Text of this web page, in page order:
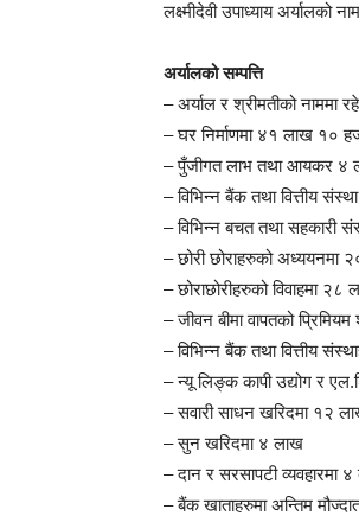
लक्ष्मीदेवी उपाध्याय
अर्यालको सम्पत्ति
– अर्याल र श्रीमतीको
– घर निर्माणमा ४१ लाख १०
– पुँजीगत लाभ तथा आयकर ४
– विभिन्न बैंक तथा वित्तीय
– विभिन्न बचत तथा सहकारी
– छोरी छोराहरुको
– छोराछोरीहरुको विवाहमा २८
– जीवन बीमा वापतको
– विभिन्न बैंक तथा वित्तीय
– न्यू लिङ्क कापी उद्योग र
– सवारी साधन खरिदमा १२
– सुन खरिदमा ४ लाख
– दान र सरसापटी
– बैंक खाताहरुमा अन्तिम